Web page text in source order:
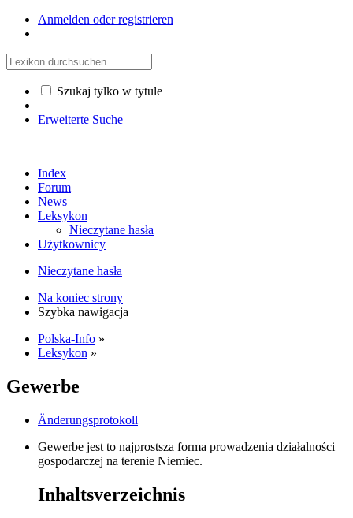
Anmelden oder registrieren
Szukaj tylko w tytule
Erweiterte Suche
Index
Forum
News
Leksykon
Nieczytane hasła
Użytkownicy
Nieczytane hasła
Na koniec strony
Szybka nawigacja
Polska-Info »
Leksykon »
Gewerbe
Änderungsprotokoll
Gewerbe jest to najprostsza forma prowadzenia działalności
gospodarczej na terenie Niemiec.
Inhaltsverzeichnis